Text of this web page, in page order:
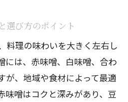
選び方のポイント
料理の味わいを大きく左右し
には、赤味噌、白味噌、合わ
が、地域や食材によって最適
味噌はコクと深みがあり、豆